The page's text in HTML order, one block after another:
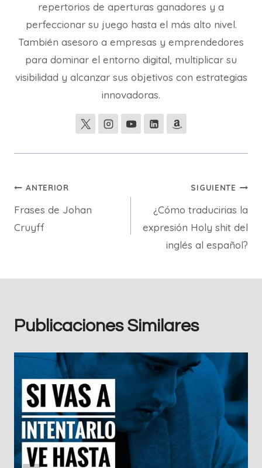
repertorios de aperturas ganadores y a
perfeccionar su juego hasta el más alto nivel.
También asesoro a empresas y emprendedores
para dominar el entorno digital, multiplicar su
visibilidad y alcanzar sus objetivos con estrategias
innovadoras.
Navegación
de
entradas
ANTERIOR
Frases de Johan
Cruyff
SIGUIENTE
¿Cómo traducirias la
expresión Holy shit del
inglés al español?
Publicaciones Similares